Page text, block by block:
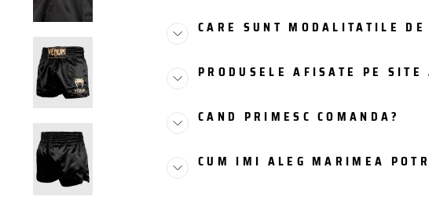
CARE SUNT MODALITATILE
PRODUSELE AFISATE PE
CAND PRIMESC COMANDA?
CUM IMI ALEG MARIMEA